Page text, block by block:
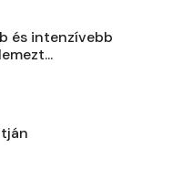
és intenzívebb